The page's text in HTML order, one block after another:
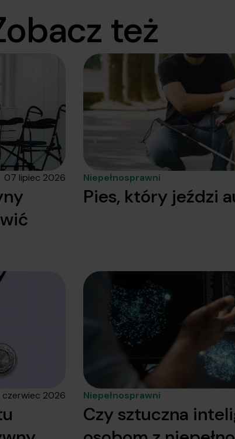
też
07 lipiec 2026 Niepełnosprawni
Pies, który jeździ
czerwiec 2026 Niepełnosprawni
Czy sztuczna